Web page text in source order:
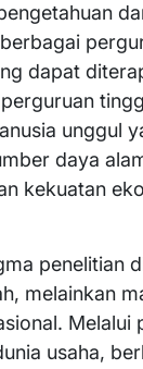
dapat
unggul
daya
kekuatan
penelitian
melainkan
Melalui
usaha,